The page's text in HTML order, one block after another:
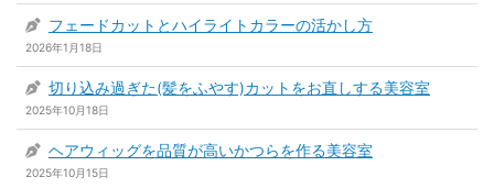
フェードカットとハイライトカラーの活かし方
2026年1月18日
切り込み過ぎた(髪をふやす)カットをお直しする美容室
2025年10月18日
ヘアウィッグを品質が高いかつらを作る美容室
2025年10月15日